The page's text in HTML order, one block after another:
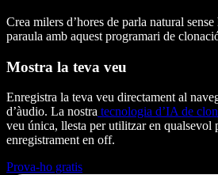
Crea milers d’hores de parla natural
paraula amb aquest programari de
Mostra la teva veu
Enregistra la teva veu directament al
d’àudio. La nostra tecnologia d’IA de
veu única, llesta per utilitzar en qualsevol
enregistrament en off.
Prova-ho gratis